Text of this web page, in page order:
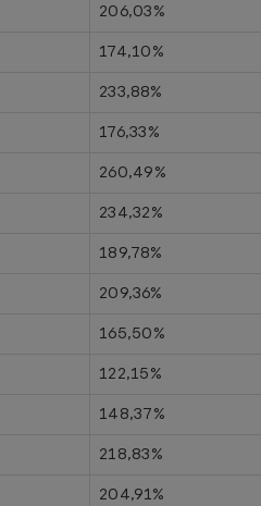
206,03%
174,10%
233,88%
176,33%
260,49%
234,32%
189,78%
209,36%
165,50%
122,15%
148,37%
218,83%
204,91%